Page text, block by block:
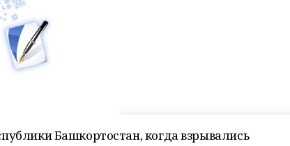
Башкортостан, когда взрывались